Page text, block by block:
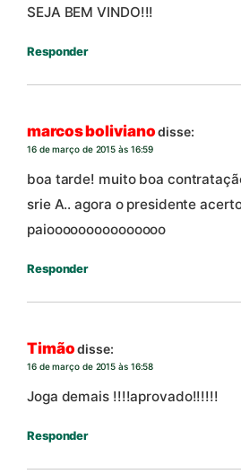
SEJA BEM VINDO!!!
Responder
marcos bolivianodisse:
16 de março de 2015 às 16:59
boa tarde! muito boa
srie A.. agora o presidente
paiooooooooooooooo
Responder
Timão disse:
16 de março de 2015 às 16:58
Joga demais !!!!aprovado!!!!!!
Responder